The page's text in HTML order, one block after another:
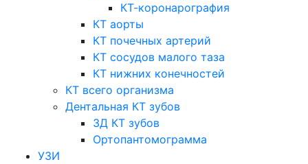
КТ-коронарография
КТ аорты
КТ почечных артерий
КТ сосудов малого таза
КТ нижних конечностей
КТ всего организма
Дентальная КТ зубов
3Д КТ зубов
Ортопантомограмма
УЗИ